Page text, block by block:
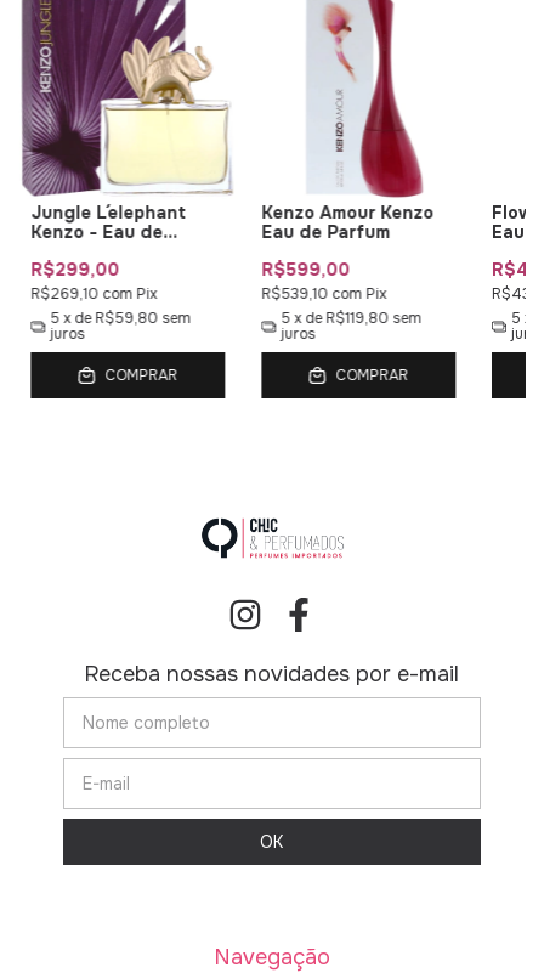
Jungle L´elephant
Kenzo - Eau de
R$299,00
R$269,10 com Pix
5x deR$59,80 sem
juros
COMPRAR
Kenzo Amour Kenzo
Eau de Parfum
R$599,00
R$539,10 com Pix
5 x deR$119,80 sem
juros
COMPRAR
Eau
5 x
Receba nossas novidades por e-mail
Navegação